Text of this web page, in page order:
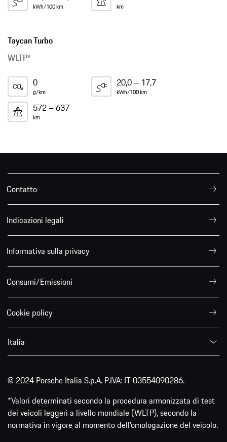
kWh/100 km km
Taycan Turbo
WLTP*
0
g/km
20,0 – 17,7
kWh/100 km
572 – 637
km
Contatto
Indicazioni legali
Informativa sulla privacy
Consumi/Emissioni
Cookie policy
Italia
© 2024 Porsche Italia S.p.A. P.IVA: IT 03554090286.
*Valori determinati secondo la procedura armonizzata di test
dei veicoli leggeri a livello mondiale (WLTP), secondo la
normativa in vigore al momento dell’omologazione del veicolo.